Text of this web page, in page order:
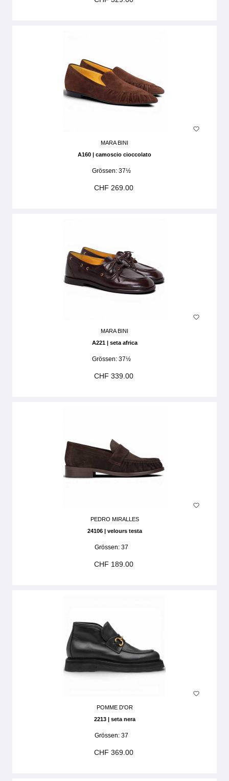
MARA BINI
A160 | camoscio cioccolato
Grössen: 37½
CHF 269.00
MARA BINI
A221 | seta africa
Grössen: 37½
CHF 339.00
PEDRO MIRALLES
24106 | velours testa
Grössen: 37
CHF 189.00
POMME D'OR
2213 | seta nera
Grössen: 37
CHF 369.00